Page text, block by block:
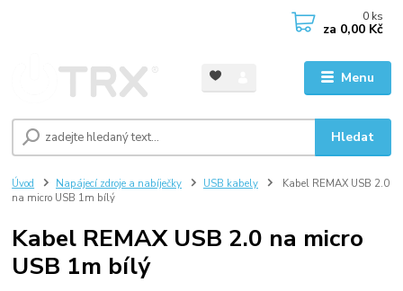
Menu
Hledat
0 ks
za 0,00 Kč
Úvod Napájecí zdroje a nabíječky USB kabely
Kabel REMAX USB 2.0
na micro USB 1m bílý
Kabel REMAX USB 2.0 na micro
USB 1m bílý